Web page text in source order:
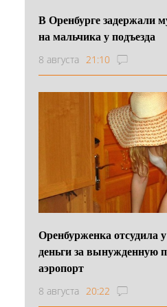
В Оренбурге задержали
на мальчика у подъезда
8 августа 21:10
Оренбурженка отсудила
деньги за вынужденную
аэропорт
8 августа 20:22